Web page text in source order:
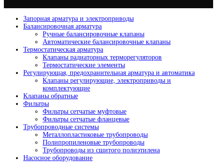
Запорная арматура и электроприводы
Балансировочная арматура
Ручные балансировочные клапаны
Автоматические балансировочные клапаны
Термостатическая арматура
Клапаны радиаторных терморегуляторов
Термостатические элементы
Регулирующая, предохранительная арматура и автоматика
Клапаны регулирующие, электроприводы и
комплектующие
Клапаны обратные
Фильтры
Фильтры сетчатые муфтовые
Фильтры сетчатые фланцевые
Трубопроводные системы
Металлопластиковые трубопроводы
Полипропиленовые трубопроводы
Трубопроводы из сшитого полиэтилена
Насосное оборудование